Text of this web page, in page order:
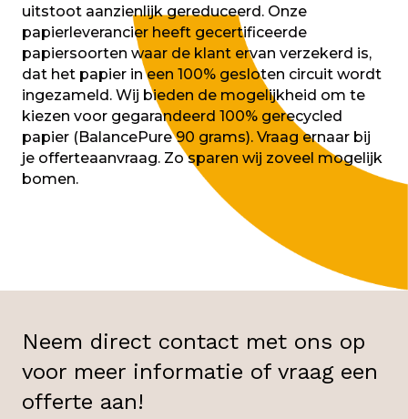
uitstoot aanzienlijk gereduceerd. Onze
papierleverancier heeft gecertificeerde
papiersoorten waar de klant ervan verzekerd is,
dat het papier in een 100% gesloten circuit wordt
ingezameld. Wij bieden de mogelijkheid om te
kiezen voor gegarandeerd 100% gerecycled
papier (BalancePure 90 grams). Vraag ernaar bij
je offerteaanvraag. Zo sparen wij zoveel mogelijk
bomen.
Neem direct contact met ons op
voor meer informatie of vraag een
offerte aan!